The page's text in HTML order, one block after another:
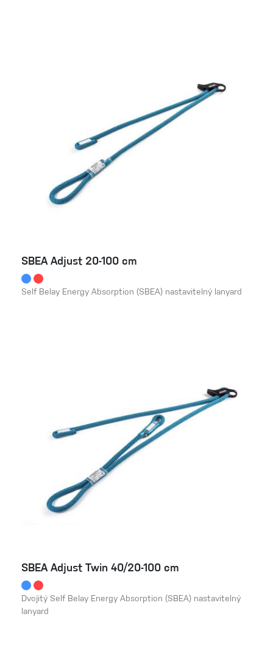
SBEA Adjust 20-100 cm
Self Belay Energy Absorption (SBEA) nastavitelný lanyard
SBEA Adjust Twin 40/20-100 cm
Dvojitý Self Belay Energy Absorption (SBEA) nastavitelný
lanyard